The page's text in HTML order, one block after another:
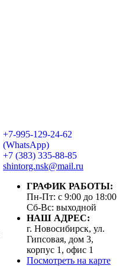
+7-995-129-24-62
(WhatsApp)
+7 (383) 335-88-85
shintorg.nsk@mail.ru
ГРАФИК РАБОТЫ:
Пн-Пт: с 9:00 до 18:00
Сб-Вс: выходной
НАШ АДРЕС:
г. Новосибирск, ул.
Гипсовая, дом 3,
корпус 1, офис 1
Посмотреть на карте